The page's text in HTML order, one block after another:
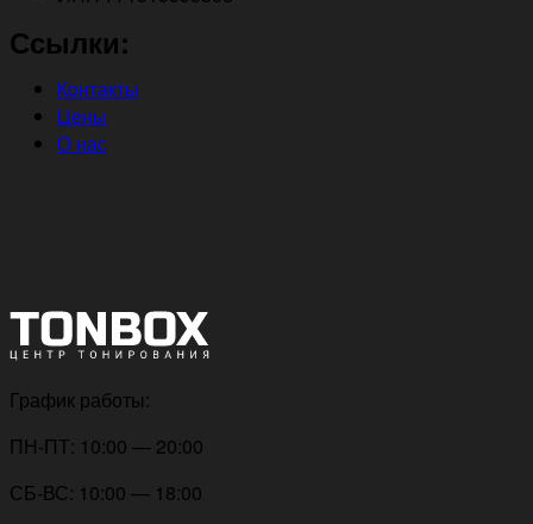
Ссылки:
Контакты
Цены
О нас
График работы:
ПН-ПТ: 10:00 — 20:00
СБ-ВС: 10:00 — 18:00